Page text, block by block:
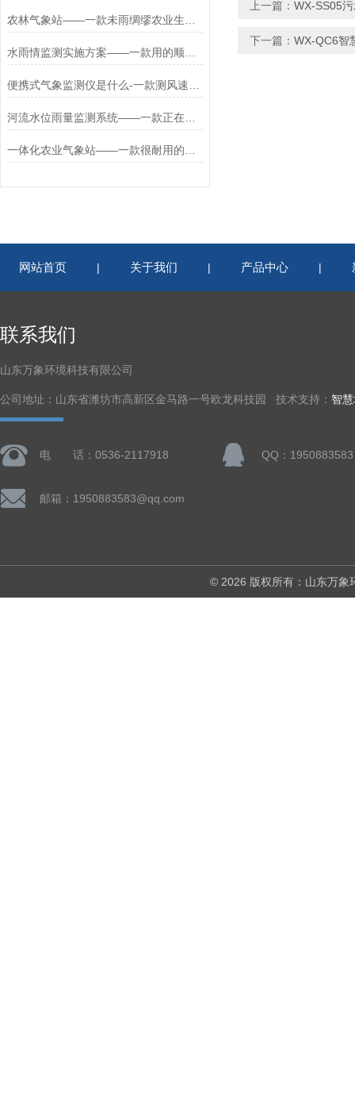
河流水位雨量监测系统——一款正在发货WX-LDSW02雨量水位监测站
上一篇： WX-SS05
下一篇： WX-QC6智
网站首页 | 关于我们 | 产品中心 |
联系我们
山东万象环境科技有限公司
公司地址：山东省潍坊市高新区金马路一号欧龙科技园 技术支持： 智
电 话：0536-2117918 QQ：1950883583
邮箱：1950883583@qq.com
© 2026 版权所有：山东万